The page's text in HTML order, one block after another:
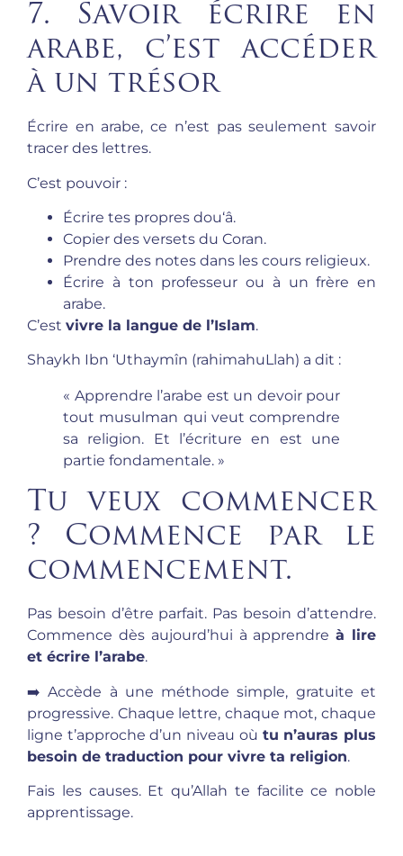
7. Savoir écrire en
arabe, c’est accéder
à un trésor
Écrire en arabe, ce n’est pas seulement savoir
tracer des lettres.
C’est pouvoir :
Écrire tes propres dou‘â.
Copier des versets du Coran.
Prendre des notes dans les cours religieux.
Écrire à ton professeur ou à un frère en
arabe.
C’est vivre la langue de l’Islam.
Shaykh Ibn ‘Uthaymîn (rahimahuLlah) a dit :
« Apprendre l’arabe est un devoir pour
tout musulman qui veut comprendre
sa religion. Et l’écriture en est une
partie fondamentale. »
Tu veux commencer
? Commence par le
commencement.
Pas besoin d’être parfait. Pas besoin d’attendre.
Commence dès aujourd’hui à apprendreà lire
et écrire l’arabe.
➡️ Accède à une méthode simple, gratuite et
progressive. Chaque lettre, chaque mot, chaque
ligne t’approche d’un niveau où tu n’auras plus
besoin de traduction pour vivre ta religion.
Fais les causes. Et qu’Allah te facilite ce noble
apprentissage.